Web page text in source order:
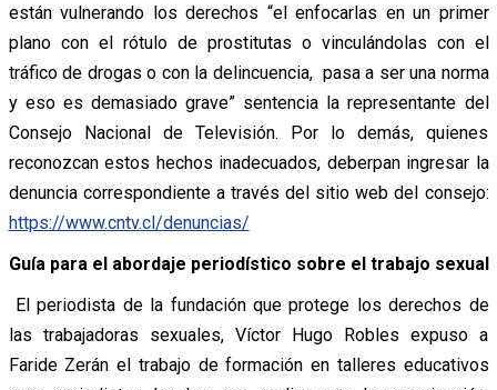
están vulnerando los derechos “el enfocarlas en un primer
plano con el rótulo de prostitutas o vinculándolas con el
tráfico de drogas o con la delincuencia, pasa a ser una norma
y eso es demasiado grave” sentencia la representante del
Consejo Nacional de Televisión. Por lo demás, quienes
reconozcan estos hechos inadecuados, deberpan ingresar la
denuncia correspondiente a través del sitio web del consejo:
https://www.cntv.cl/denuncias/
Guía para el abordaje periodístico sobre el trabajo sexual
El periodista de la fundación que protege los derechos de
las trabajadoras sexuales, Víctor Hugo Robles expuso a
Faride Zerán el trabajo de formación en talleres educativos